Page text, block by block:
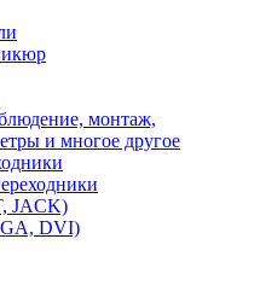
монтаж,
и многое другое
JACK)
DVI)